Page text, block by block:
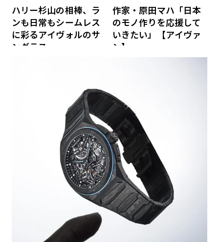
ハリー杉山の相棒、ラ
ンも日常もシームレス
に彩るアイヴォルのサ
ングラス
作家・原田マハ「日本
のモノ作りを応援して
いきたい」【アイヴァ
ン】